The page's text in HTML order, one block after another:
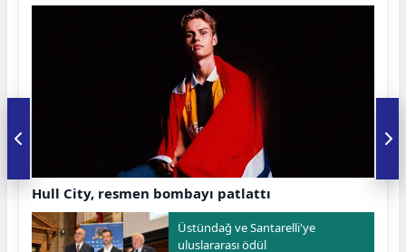
Hull City, resmen bombayı patlattı
Üstündağ ve Santarelli'ye
uluslararası ödül